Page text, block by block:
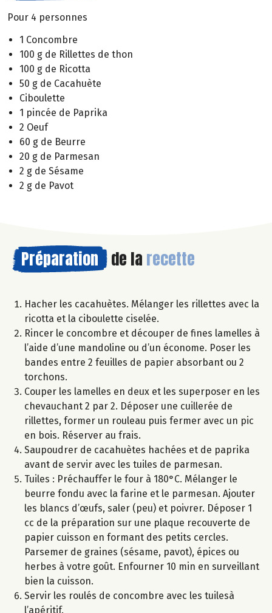
Pour 4 personnes
1 Concombre
100 g de Rillettes de thon
100 g de Ricotta
50 g de Cacahuète
Ciboulette
1 pincée de Paprika
2 Oeuf
60 g de Beurre
20 g de Parmesan
2 g de Sésame
2 g de Pavot
Préparation de la recette
Hacher les cacahuètes. Mélanger les rillettes avec la
ricotta et la ciboulette ciselée.
Rincer le concombre et découper de fines lamelles à
l’aide d’une mandoline ou d’un économe. Poser les
bandes entre 2 feuilles de papier absorbant ou 2
torchons.
Couper les lamelles en deux et les superposer en les
chevauchant 2 par 2. Déposer une cuillerée de
rillettes, former un rouleau puis fermer avec un pic
en bois. Réserver au frais.
Saupoudrer de cacahuètes hachées et de paprika
avant de servir avec les tuiles de parmesan.
Tuiles : Préchauffer le four à 180°C. Mélanger le
beurre fondu avec la farine et le parmesan. Ajouter
les blancs d’œufs, saler (peu) et poivrer. Déposer 1
cc de la préparation sur une plaque recouverte de
papier cuisson en formant des petits cercles.
Parsemer de graines (sésame, pavot), épices ou
herbes à votre goût. Enfourner 10 min en surveillant
bien la cuisson.
Servir les roulés de concombre avec les tuilesà
l’apéritif.